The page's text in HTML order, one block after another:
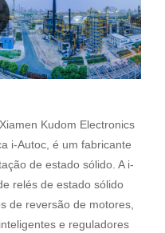
Kudom Electronics
i-Autoc, é um fabricante
de estado sólido. A i-
relés de estado sólido
de reversão de motores,
e reguladores